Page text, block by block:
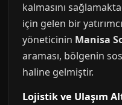
kalmasını
için gelen bir
yöneticinin Manisa
araması, bölgenin
haline gelmiştir.
Lojistik ve Ulaşım